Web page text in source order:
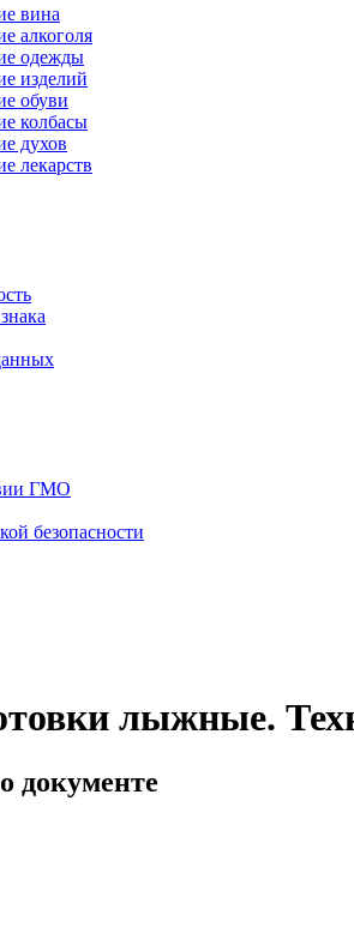
вина
алкоголя
одежды
изделий
обуви
колбасы
духов
лекарств
ГМО
безопасности
лыжные.
документе